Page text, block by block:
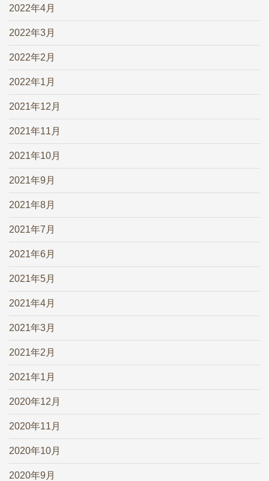
2022年4月
2022年3月
2022年2月
2022年1月
2021年12月
2021年11月
2021年10月
2021年9月
2021年8月
2021年7月
2021年6月
2021年5月
2021年4月
2021年3月
2021年2月
2021年1月
2020年12月
2020年11月
2020年10月
2020年9月